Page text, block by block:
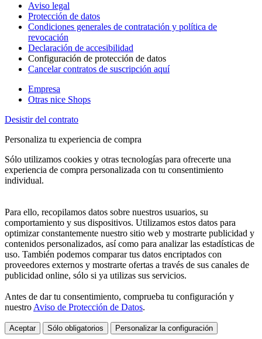
Aviso legal
Protección de datos
Condiciones generales de contratación y política de
revocación
Declaración de accesibilidad
Configuración de protección de datos
Cancelar contratos de suscripción aquí
Empresa
Otras nice Shops
Desistir del contrato
Personaliza tu experiencia de compra
Sólo utilizamos cookies y otras tecnologías para ofrecerte una
experiencia de compra personalizada con tu consentimiento
individual.
Para ello, recopilamos datos sobre nuestros usuarios, su
comportamiento y sus dispositivos. Utilizamos estos datos para
optimizar constantemente nuestro sitio web y mostrarte publicidad y
contenidos personalizados, así como para analizar las estadísticas de
uso. También podemos comparar tus datos encriptados con
proveedores externos y mostrarte ofertas a través de sus canales de
publicidad online, sólo si ya utilizas sus servicios.
Antes de dar tu consentimiento, comprueba tu configuración y
nuestro Aviso de Protección de Datos.
Aceptar Sólo obligatorios Personalizar la configuración